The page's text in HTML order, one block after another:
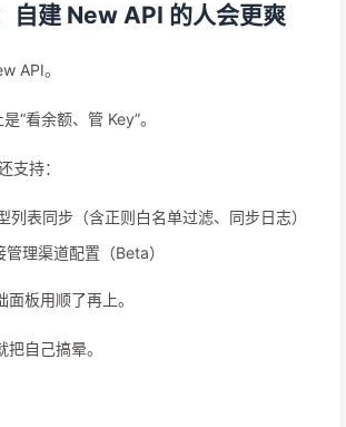
自建 New API 的人会更爽
API。
“看余额、管 Key”。
支持：
列表同步（含正则白名单过滤、同步日志）
理渠道配置（Beta）
板用顺了再上。
自己搞晕。